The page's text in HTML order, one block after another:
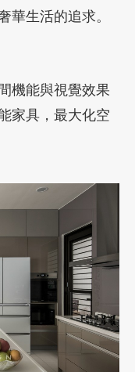
華生活的追求。
機能與視覺效果
家具，最大化空